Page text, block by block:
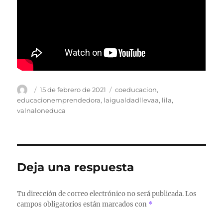
Autor
Publicado
el
15 de febrero de 2021 Etiquetas
coeducacion,
educacionemprendedora, laigualdadllevaa, lila,
valnaloneduca
Deja una respuesta
Tu dirección de correo electrónico no será publicada. Los
campos obligatorios están marcados con *